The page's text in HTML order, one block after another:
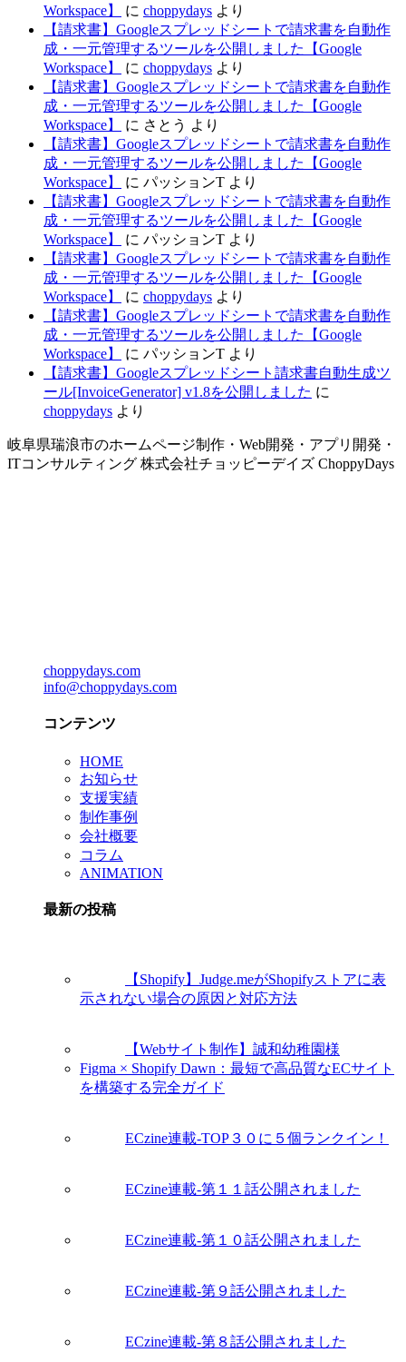
Workspace】
に choppydays より
【請求書】Googleスプレッドシートで請求書を自動作
成・一元管理するツールを公開しました【Google
Workspace】
に choppydays より
【請求書】Googleスプレッドシートで請求書を自動作
成・一元管理するツールを公開しました【Google
Workspace】
に さとう より
【請求書】Googleスプレッドシートで請求書を自動作
成・一元管理するツールを公開しました【Google
Workspace】
に パッションT より
【請求書】Googleスプレッドシートで請求書を自動作
成・一元管理するツールを公開しました【Google
Workspace】
に パッションT より
【請求書】Googleスプレッドシートで請求書を自動作
成・一元管理するツールを公開しました【Google
Workspace】
に choppydays より
【請求書】Googleスプレッドシートで請求書を自動作
成・一元管理するツールを公開しました【Google
Workspace】
に パッションT より
【請求書】Googleスプレッドシート請求書自動生成ツ
ール[InvoiceGenerator] v1.8を公開しました に
choppydays より
岐阜県瑞浪市のホームページ制作・Web開発・アプリ開発・
ITコンサルティング 株式会社チョッピーデイズ ChoppyDays
choppydays.com
info@choppydays.com
コンテンツ
HOME
お知らせ
支援実績
制作事例
会社概要
コラム
ANIMATION
最新の投稿
【Shopify】Judge.meがShopifyストアに表
示されない場合の原因と対応方法
【Webサイト制作】誠和幼稚園様
Figma × Shopify Dawn：最短で高品質なECサイト
を構築する完全ガイド
ECzine連載-TOP３０に５個ランクイン！
ECzine連載-第１１話公開されました
ECzine連載-第１０話公開されました
ECzine連載-第９話公開されました
ECzine連載-第８話公開されました